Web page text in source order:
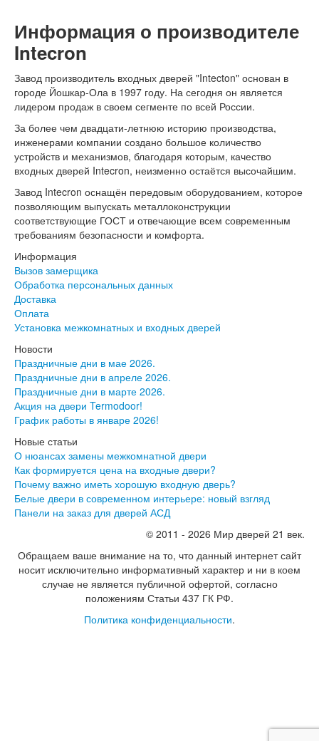
Неоклассика Про
Тренд
Двери ВанМарк
Шпон текстурированный
Эмалекс
Эмаль
Серия Дебют
Серия Нео
Серия Симпл
Серия Синди
Серия Скай
Серия Стефани
Серия Уно
Коллекция дверей Элеганс
Коллекция дверей Некст
Эмаль Верда
Двери Дворецкий
Шпон Дворецкий
Эмаль Дворецкий
Двери Про
Инвизибл Про
Эмаль Про
Двери межкомнатные ВФД
Атум ВФД
Атум Про ВФД
Бейсик ВФД
Классик Арт ВФД
Стокгольм ВФД
Урбан ВФД
Эмалекс ВФД
Фурнитура
Фурнитура Adden bau
Информация о производителе
Intecron
Завод производитель входных дверей "Intecton" основан в
городе Йошкар-Ола в 1997 году. На сегодня он является
лидером продаж в своем сегменте по всей России.
За более чем двадцати-летнюю историю производства,
инженерами компании создано большое количество
устройств и механизмов, благодаря которым, качество
входных дверей Intecron, неизменно остаётся высочайшим.
Завод Intecron оснащён передовым оборудованием, которое
позволяющим выпускать металлоконструкции
соответствующие ГОСТ и отвечающие всем современным
требованиям безопасности и комфорта.
Информация
Вызов замерщика
Обработка персональных данных
Доставка
Оплата
Установка межкомнатных и входных дверей
Новости
Праздничные дни в мае 2026.
Праздничные дни в апреле 2026.
Праздничные дни в марте 2026.
Акция на двери Termodoor!
График работы в январе 2026!
Новые статьи
О нюансах замены межкомнатной двери
Как формируется цена на входные двери?
Почему важно иметь хорошую входную дверь?
Белые двери в современном интерьере: новый взгляд
Панели на заказ для дверей АСД
© 2011 - 2026 Мир дверей 21 век.
Обращаем ваше внимание на то, что данный интернет сайт
носит исключительно информативный характер и ни в коем
случае не является публичной офертой, согласно
положениям Статьи 437 ГК РФ.
Политика конфиденциальности.